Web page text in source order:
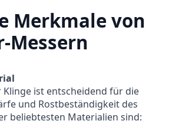
Merkmale von
Messern
Klinge ist entscheidend für die
und Rostbeständigkeit des
beliebtesten Materialien sind: